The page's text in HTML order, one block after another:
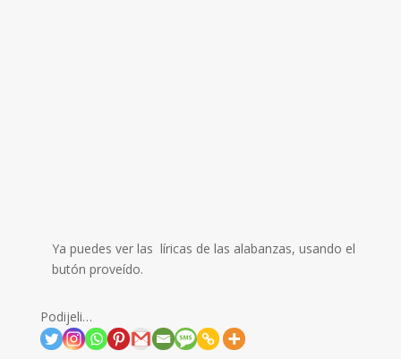
Ya puedes ver las líricas de las alabanzas, usando el
butón proveído.
Podijeli…